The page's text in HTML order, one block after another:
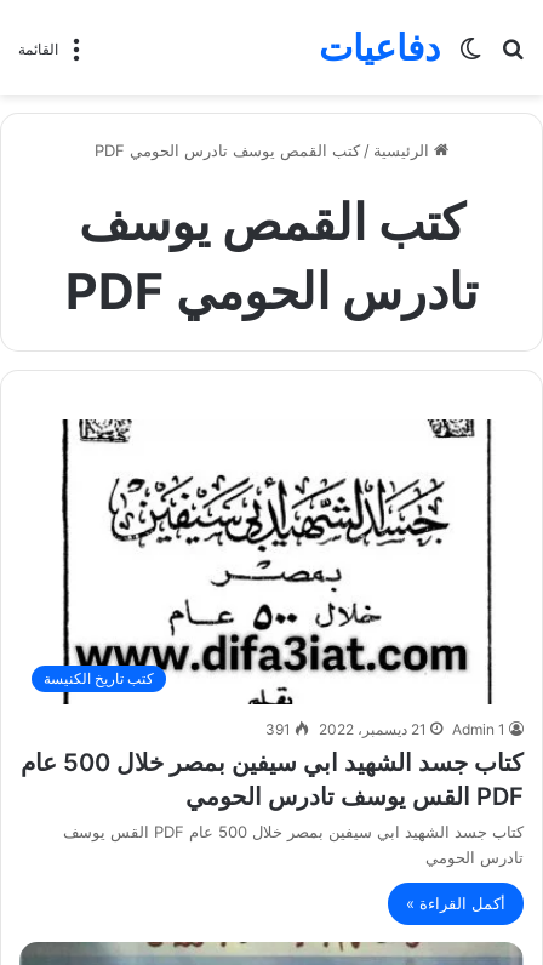
القائمة دفاعيات
بحث
الوضع
الرئيسية / كتب القمص يوسف تادرس الحومي PDF
كتب القمص يوسف
تادرس الحومي PDF
كتب تاريخ الكنيسة
Admin 1 21 ديسمبر، 2022 391
كتاب جسد الشهيد ابي سيفين بمصر خلال 500 عام
PDF القس يوسف تادرس الحومي
كتاب جسد الشهيد ابي سيفين بمصر خلال 500 عام PDF القس يوسف
تادرس الحومي
أكمل القراءة »